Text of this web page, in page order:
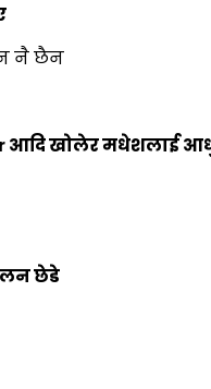
नै छैन
आदि खोलेर मधेशलाई
छेडे